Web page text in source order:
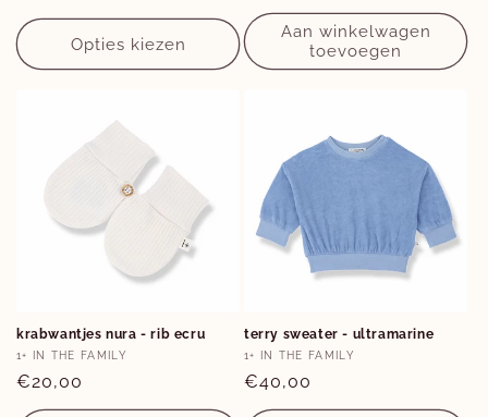
Opties kiezen
prijs
Aan winkelwagen
toevoegen
0-1M
krabwantjes nura - rib ecru
Verkoper:
1+ IN THE FAMILY
Normale
prijs
€20,00
9M
terry sweater - ultramarine
Verkoper:
1+ IN THE FAMILY
Normale
prijs
€40,00